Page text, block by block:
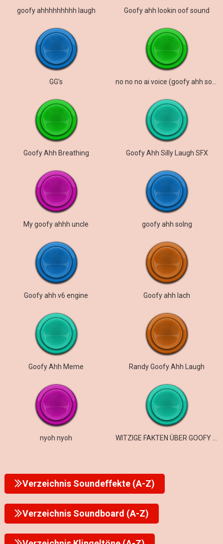
goofy ahhhhhhhhh laugh Goofy ahh lookin oof sound
GG’s
Goofy Ahh Breathing Goofy Ahh Silly Laugh SFX
My goofy ahhh uncle goofy ahh solng
Goofy ahh v6 engine Goofy ahh lach
Goofy Ahh Meme Randy Goofy Ahh Laugh
nyoh nyoh
Verzeichnis Soundeffekte (A-Z)
Verzeichnis Soundboard (A-Z)